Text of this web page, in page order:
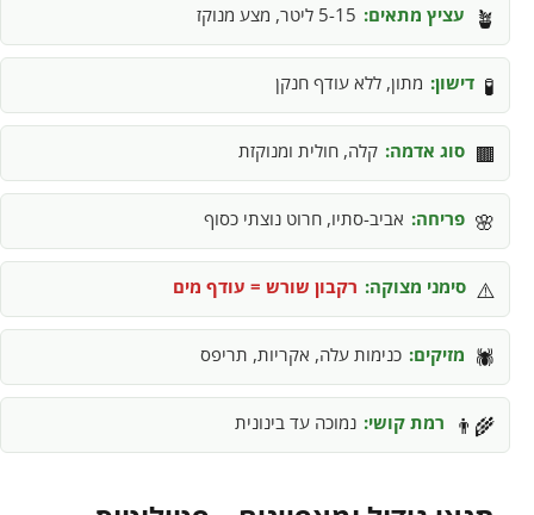
🪴 עציץ מתאים: 5-15 ליטר, מצע מנוקז
🧪 דישון: מתון, ללא עודף חנקן
🟫 סוג אדמה: קלה, חולית ומנוקזת
🌸 פריחה: אביב-סתיו, חרוט נוצתי כסוף
⚠️ סימני מצוקה: רקבון שורש = עודף מים
🕷️ מזיקים: כנימות עלה, אקריות, תריפס
👨‍🌾 רמת קושי: נמוכה עד בינונית